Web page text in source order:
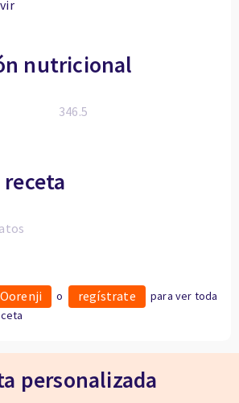
nutricional
346.5
o regístrate
para ver toda
personalizada